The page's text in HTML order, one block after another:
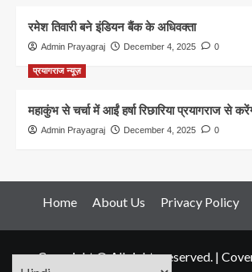
रमेश तिवारी बने इंडियन बैंक के अधिवक्ता
Admin Prayagraj December 4, 2025 0
प्रयागराज न्यूज़
महाकुंभ से चर्चा में आईं हर्षा रिछारिया प्रयागराज से
Admin Prayagraj December 4, 2025 0
Home About Us Privacy Policy
Copyright © All rights reserved. |